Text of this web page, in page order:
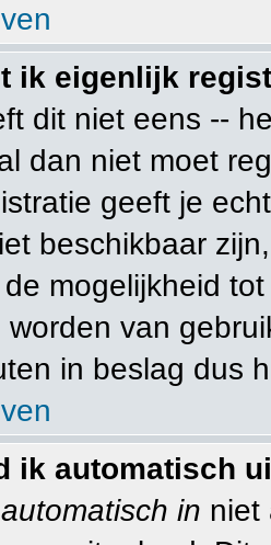
ik eigenlijk
dit niet eens --
dan niet moet
geeft je
beschikbaar
mogelijkheid
worden van
in beslag dus
ik automatisch
in niet